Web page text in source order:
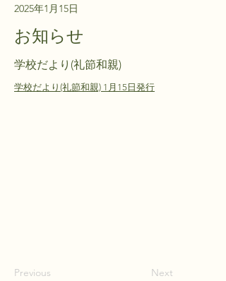
2025年1月15日
お知らせ
学校だより(礼節和親)
学校だより(礼節和親) 1月15日発行
Previous Next